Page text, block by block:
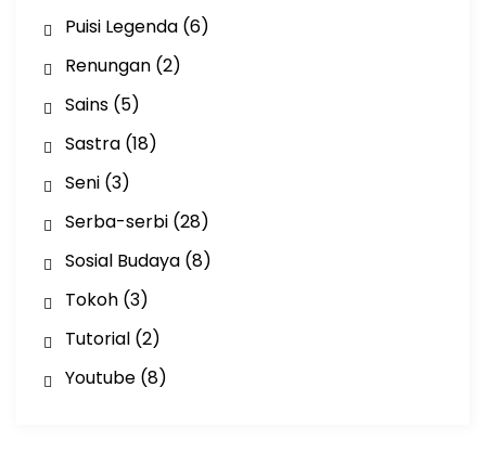
Puisi Legenda(6)
Renungan(2)
Sains(5)
Sastra(18)
Seni(3)
Serba-serbi(28)
Sosial Budaya(8)
Tokoh(3)
Tutorial(2)
Youtube(8)